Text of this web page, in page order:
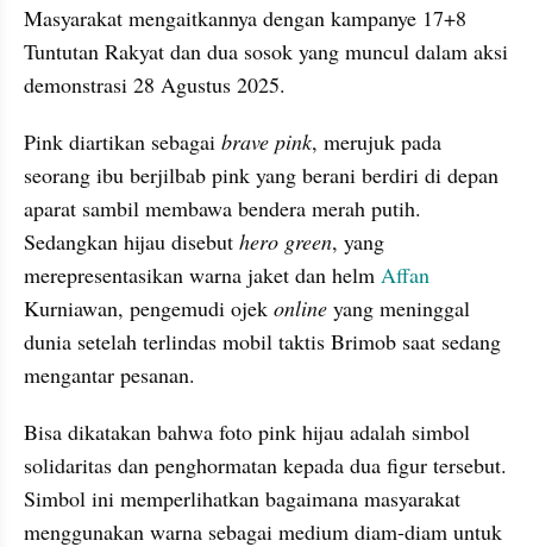
Masyarakat mengaitkannya dengan kampanye 17+8
Tuntutan Rakyat dan dua sosok yang muncul dalam aksi
demonstrasi 28 Agustus 2025.
Pink diartikan sebagai brave pink, merujuk pada
seorang ibu berjilbab pink yang berani berdiri di depan
aparat sambil membawa bendera merah putih.
Sedangkan hijau disebut hero green, yang
merepresentasikan warna jaket dan helm Affan
Kurniawan, pengemudi ojek online yang meninggal
dunia setelah terlindas mobil taktis Brimob saat sedang
mengantar pesanan.
Bisa dikatakan bahwa foto pink hijau adalah simbol
solidaritas dan penghormatan kepada dua figur tersebut.
Simbol ini memperlihatkan bagaimana masyarakat
menggunakan warna sebagai medium diam-diam untuk